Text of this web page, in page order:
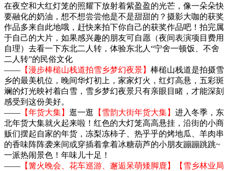
在夜空和大红灯笼的照耀下放射着紫盈盈的光芒，像一朵朵快
要融化的奶油，想不想尝尝他是不是甜甜的？摄影大咖的获奖
作品多来自此地哦，赶快来拍下你自己的获奖作品吧！拍完属
于自己的大片，如果感兴趣的朋友可自愿（夜间表演项目费用
自理）去看一下东北二人转，体验东北人“宁舍一顿饭、不舍
二人转”的民俗文化
—— 【漫步棒槌山栈道拍雪乡梦幻夜景】 棒槌山栈道是拍摄雪
乡的最美机位，晚间华灯初上，家家灯火，红灯高悬，五彩斑
斓的灯光映衬着白雪，雪乡梦幻夜景只有亲眼目睹，才能深刻
感受到这份美好。
—— 【年货大集】 逛一逛 【雪韵大街年货大集】 进入冬季，东
北年货大集就火起来啦！红色的大灯笼高高悬挂，沿街的小商
贩们摆起自家的年货，冻梨冻柿子、热乎乎的烤地瓜、羊肉串
的香味阵阵袭来间或穿插着拿着冰糖葫芦的小朋友蹦蹦跳跳~
一派热闹景色！年味儿十足！
—— 【篝火晚会、花车巡游、邂逅呆萌矮脚鹿】【雪乡林业局